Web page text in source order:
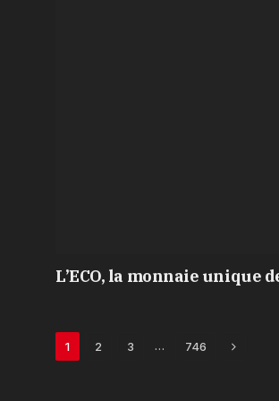
L’ECO, la monnaie unique
1 2 3 … 746 Next